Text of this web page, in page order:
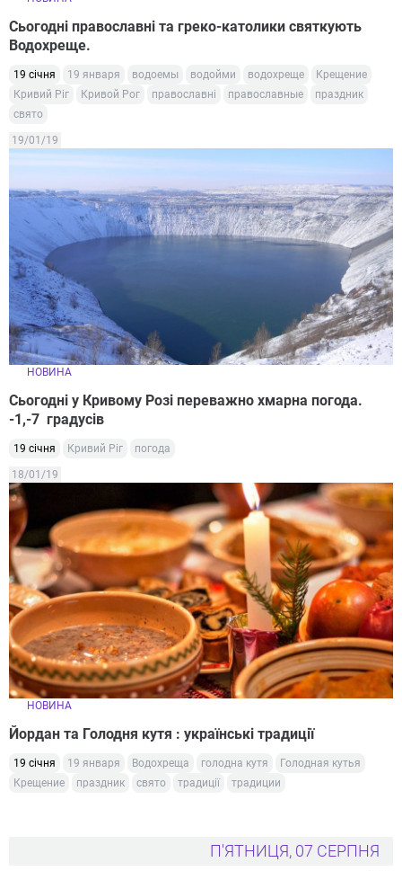
Сьогодні православні та греко-католики святкують
Водохреще.
19 січня 19 января водоемы водойми водохреще
Крещение
Кривий Ріг
Кривой Рог православні православные
праздник
свято
19/01/19
НОВИНА
Сьогодні у Кривому Розі переважно хмарна погода.
-1,-7 градусів
19 січня Кривий Ріг погода
18/01/19
НОВИНА
Йордан та Голодня кутя : українські традиції
19 січня 19 января Водохреща голодна кутя
Голодная кутья
Крещение
праздник свято традиції традиции
П'ЯТНИЦЯ, 07 СЕРПНЯ